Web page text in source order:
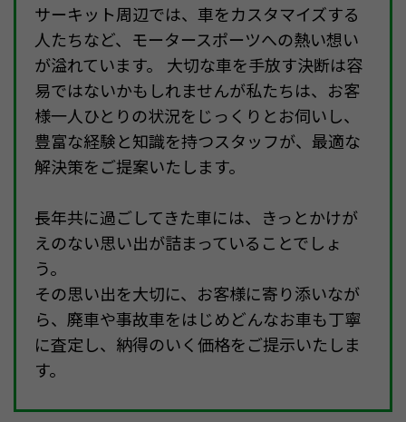
サーキット周辺では、車をカスタマイズする
人たちなど、モータースポーツへの熱い想い
が溢れています。 大切な車を手放す決断は容
易ではないかもしれませんが私たちは、お客
様一人ひとりの状況をじっくりとお伺いし、
豊富な経験と知識を持つスタッフが、最適な
解決策をご提案いたします。
長年共に過ごしてきた車には、きっとかけが
えのない思い出が詰まっていることでしょ
う。
その思い出を大切に、お客様に寄り添いなが
ら、廃車や事故車をはじめどんなお車も丁寧
に査定し、納得のいく価格をご提示いたしま
す。